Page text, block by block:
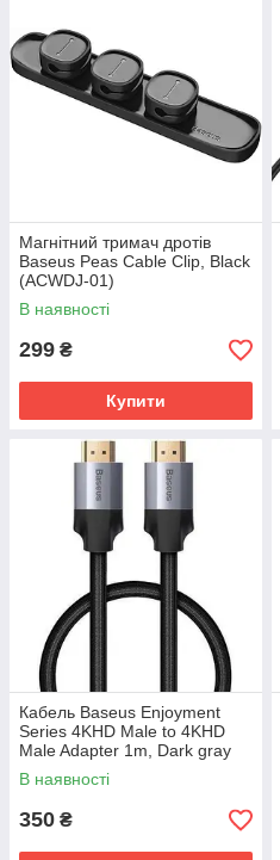
Магнітний тримач дротів
Baseus Peas Cable Clip, Black
(ACWDJ-01)
В наявності
299 ₴
Купити
Кабель Baseus Enjoyment
Series 4KHD Male to 4KHD
Male Adapter 1m, Dark gray
(CAKSX-B0G)
В наявності
350 ₴